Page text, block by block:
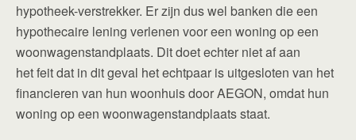
hypotheek-verstrekker. Er zijn dus wel banken die een
hypothecaire lening verlenen voor een woning op een
woonwagenstandplaats. Dit doet echter niet af aan
het feit dat in dit geval het echtpaar is uitgesloten van het
financieren van hun woonhuis door AEGON, omdat hun
woning op een woonwagenstandplaats staat.